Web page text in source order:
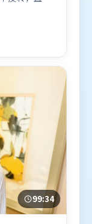
，最终在关
汤姆·哈
、阿米尔·
观看。
99:34